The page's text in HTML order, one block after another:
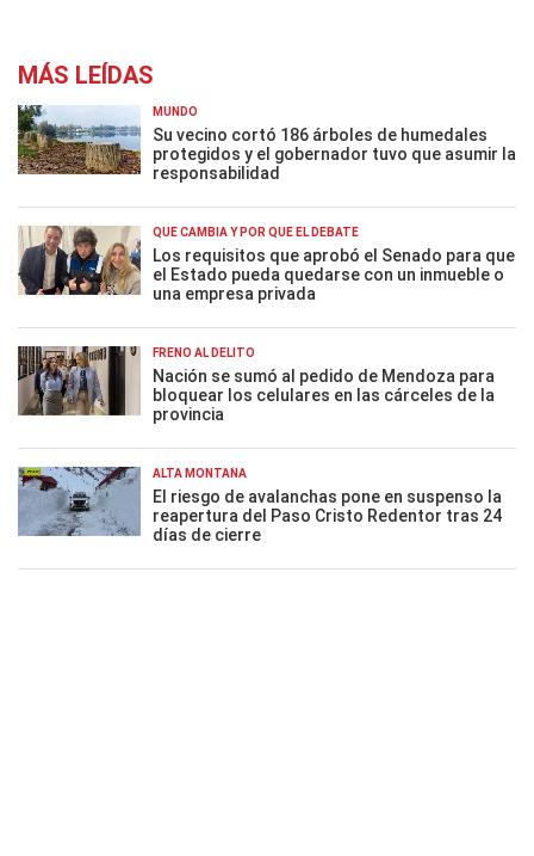
MÁS LEÍDAS
MUNDO
Su vecino cortó 186 árboles de humedales
protegidos y el gobernador tuvo que asumir la
responsabilidad
QUÉ CAMBIA Y POR QUÉ EL DEBATE
Los requisitos que aprobó el Senado para que
el Estado pueda quedarse con un inmueble o
una empresa privada
FRENO AL DELITO
Nación se sumó al pedido de Mendoza para
bloquear los celulares en las cárceles de la
provincia
ALTA MONTAÑA
El riesgo de avalanchas pone en suspenso la
reapertura del Paso Cristo Redentor tras 24
días de cierre